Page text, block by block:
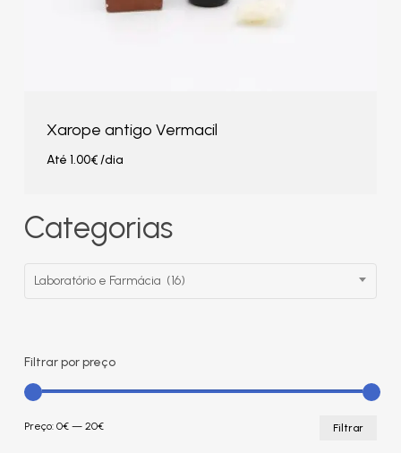
Xarope antigo Vermacil
Até 1.00€/dia
Categorias
Laboratório e Farmácia (16)
Filtrar por preço
Filtrar
Preço: 0€— 20€